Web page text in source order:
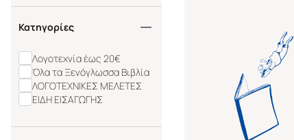
Κατηγορίες
Λογοτεχνία έως 20€
Όλα τα Ξενόγλωσσα Βιβλία
ΛΟΓΟΤΕΧΝΙΚΕΣ ΜΕΛΕΤΕΣ
ΕΙΔΗ ΕΙΣΑΓΩΓΗΣ